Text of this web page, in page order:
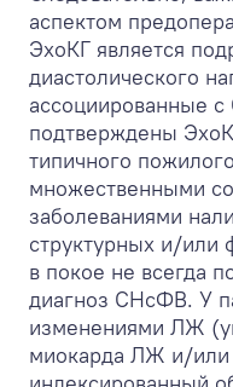
аспектом
ЭхоКГ является
диастолического
ассоциированные
подтверждены
типичного
множественными
заболеваниями
структурных и/или
в покое не всегда
диагноз СНсФВ. У
изменениями ЛЖ
миокарда ЛЖ и/или